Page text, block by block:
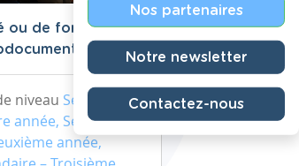
ou de force - le
niveau Secondaire
année, Secondaire
année,
Nos partenaires
Notre newsletter
Contactez-nous